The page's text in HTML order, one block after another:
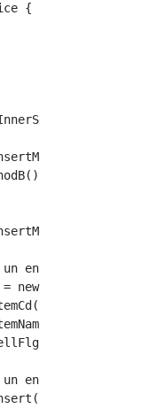
{
throws
enregistrement prêt
new Item();
enregistrement